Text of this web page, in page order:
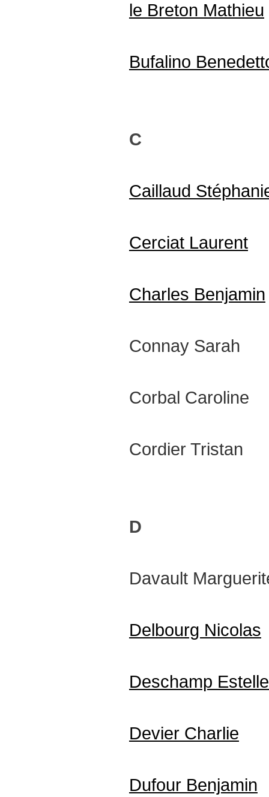
le Breton Mathieu
Bufalino
C
Caillaud
Cerciat Laurent
Charles Benjamin
Connay Sarah
Corbal Caroline
Cordier Tristan
D
Davault
Delbourg Nicolas
Deschamp Estelle
Devier Charlie
Dufour Benjamin